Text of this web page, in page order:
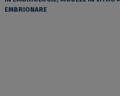
EMBRIONARE